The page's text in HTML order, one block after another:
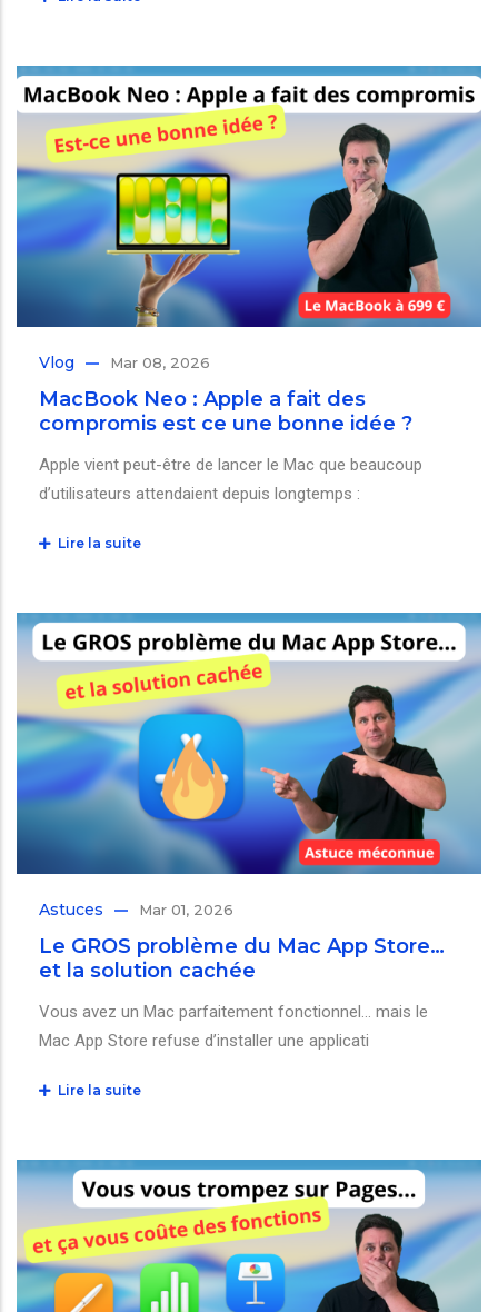
Vlog Mar 08, 2026
MacBook Neo : Apple a fait des
compromis est ce une bonne idée ?
Apple vient peut-être de lancer le Mac que beaucoup
d’utilisateurs attendaient depuis longtemps :
Lire la suite
Astuces Mar 01, 2026
Le GROS problème du Mac App Store…
et la solution cachée
Vous avez un Mac parfaitement fonctionnel… mais le
Mac App Store refuse d’installer une applicati
Lire la suite